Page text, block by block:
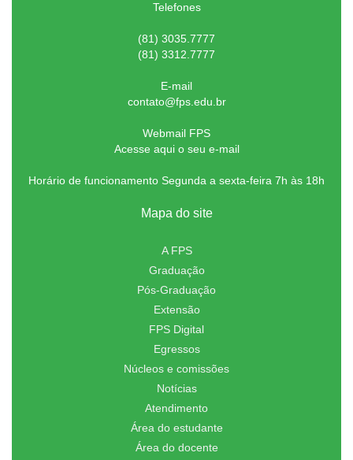
Telefones
(81) 3035.7777
(81) 3312.7777
E-mail
contato@fps.edu.br
Webmail FPS
Acesse aqui o seu e-mail
Horário de funcionamento Segunda a sexta-feira 7h às 18h
Mapa do site
A FPS
Graduação
Pós-Graduação
Extensão
FPS Digital
Egressos
Núcleos e comissões
Notícias
Atendimento
Área do estudante
Área do docente